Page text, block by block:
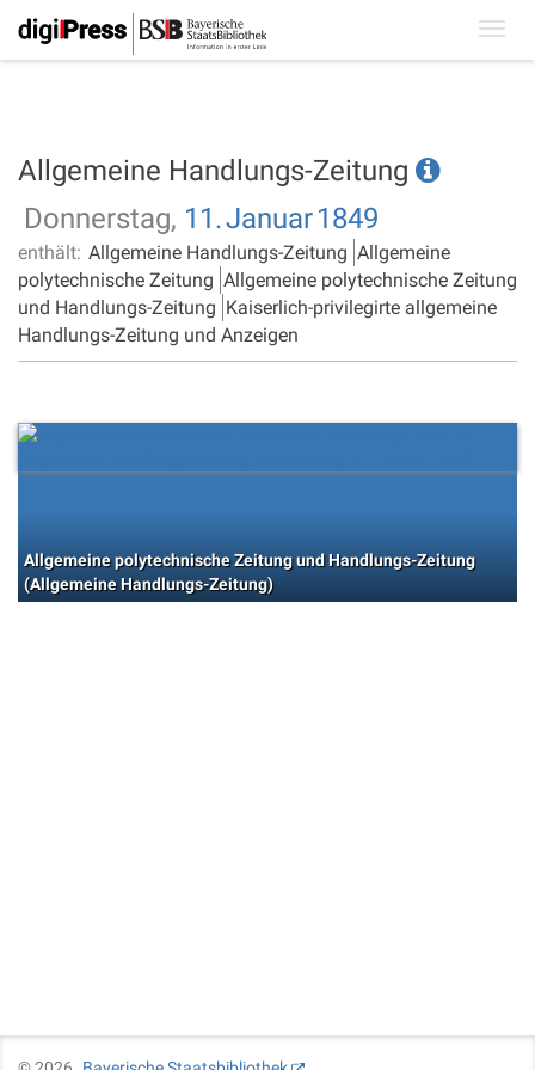
Allgemeine Handlungs-Zeitung
Donnerstag, 11.Januar1849
enthält: Allgemeine Handlungs-Zeitung Allgemeine
polytechnische Zeitung Allgemeine polytechnische Zeitung
und Handlungs-Zeitung Kaiserlich-privilegirte allgemeine
Handlungs-Zeitung und Anzeigen
Allgemeine polytechnische Zeitung und Handlungs-Zeitung
(Allgemeine Handlungs-Zeitung)